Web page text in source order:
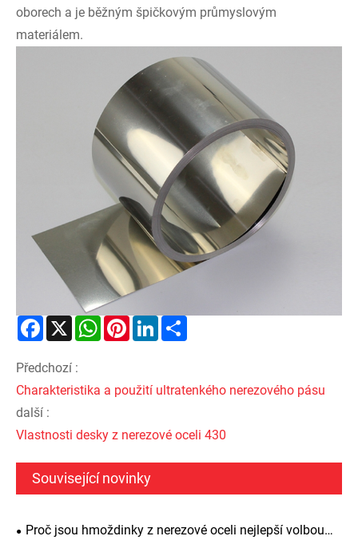
oborech a je běžným špičkovým průmyslovým
materiálem.
Facebook
X WhatsAppPinterestLinkedIn
Předchozí :
Charakteristika a použití ultratenkého nerezového pásu
další :
Vlastnosti desky z nerezové oceli 430
Související novinky
Proč jsou hmoždinky z nerezové oceli nejlepší volbou